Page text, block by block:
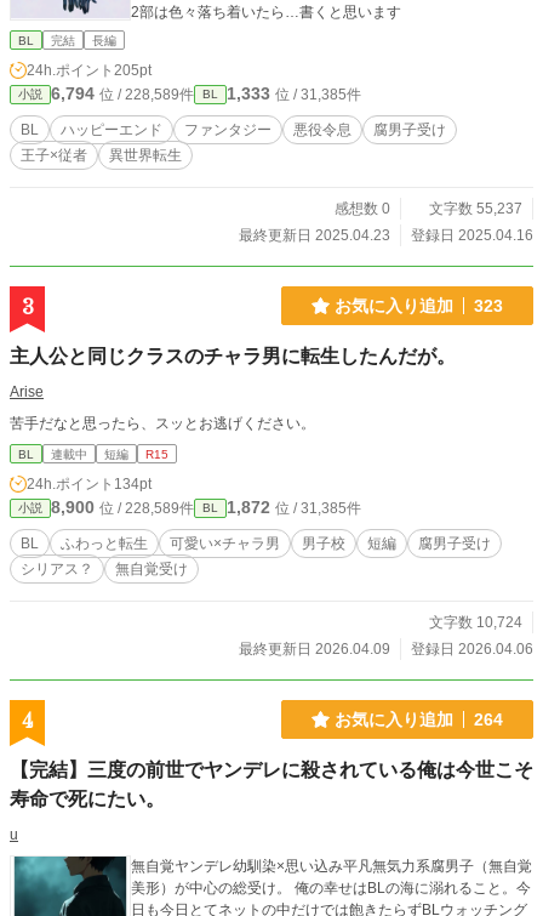
2部は色々落ち着いたら…書くと思います
BL 完結 長編
24h.ポイント 205pt
小説 6,794 位 / 228,589件 BL 1,333 位 / 31,385件
BL ハッピーエンド ファンタジー 悪役令息
腐男子受け
王子×従者
異世界転生
感想数 0
文字数 55,237
最終更新日 2025.04.23
登録日 2025.04.16
3 お気に入り追加 323
主人公と同じクラスのチャラ男に転生したんだが。
Arise
苦手だなと思ったら、スッとお逃げください。
BL 連載中 短編 R15
24h.ポイント 134pt
小説 8,900 位 / 228,589件 BL 1,872 位 / 31,385件
BL ふわっと転生 可愛い×チャラ男 男子校 短編
腐男子受け
シリアス？
無自覚受け
文字数 10,724
最終更新日 2026.04.09
登録日 2026.04.06
4 お気に入り追加 264
【完結】三度の前世でヤンデレに殺されている俺は今世こそ
寿命で死にたい。
u
無自覚ヤンデレ幼馴染×思い込み平凡無気力系腐男子（無自覚
美形）が中心の総受け。 俺の幸せはBLの海に溺れること。今
日も今日とてネットの中だけでは飽きたらずBLウォッチング